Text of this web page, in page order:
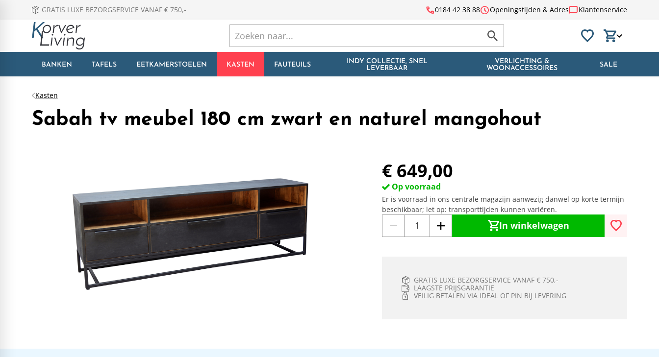
GRATIS LUXE BEZORGSERVICE VANAF € 750,- call0184 42 38 88scheduleOpeningstijden & Adreschat_bubbleKlantenservice
BANKEN TAFELS EETKAMERSTOELEN KASTEN FAUTEUILS
INDY COLLECTIE, SNEL
LEVERBAAR
VERLICHTING &
WOONACCESSOIRES
SALE
Kasten
Sabah tv meubel 180 cm zwart en naturel mangohout
€ 649,00
Op voorraad
Er is voorraad in ons centrale magazijn aanwezig danwel op korte termijn
beschikbaar; let op: transporttijden kunnen variëren.
In winkelwagen
GRATIS LUXE BEZORGSERVICE VANAF € 750,-
LAAGSTE PRIJSGARANTIE
VEILIG BETALEN VIA IDEAL OF PIN BIJ LEVERING